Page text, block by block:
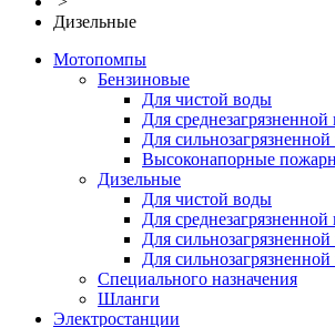
Дизельные
Мотопомпы
Бензиновые
Для чистой воды
Для
Для
Высоконапорные
Дизельные
Для чистой воды
Для
Для
Для
Специального назначения
Шланги
Электростанции